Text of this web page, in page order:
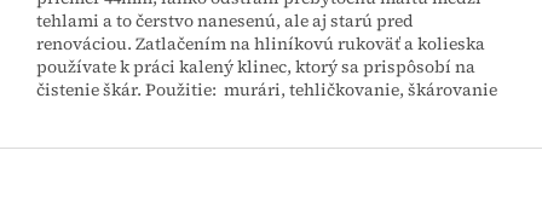
tehlami a to čerstvo nanesenú, ale aj starú pred
renováciou. Zatlačením na hliníkovú rukoväť a kolieska
používate k práci kalený klinec, ktorý sa prispôsobí na
čistenie škár. Použitie: murári, tehličkovanie, škárovanie
Z